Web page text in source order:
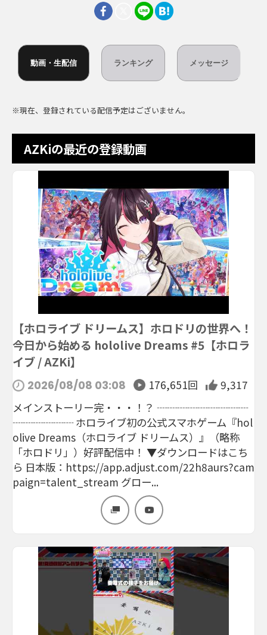
動画・生配信 ランキング メッセージ
※現在、登録されている配信予定はございません。
AZKiの最近の登録動画
【ホロライブ ドリームス】ホロドリの世界へ！
今日から始める hololive Dreams #5【ホロラ
イブ / AZKi】
2026/08/08 03:08 176,651回
9,317
メインストーリー完・・・！？ ┈┈┈┈┈┈┈┈┈
┈┈┈┈┈┈ ホロライブ初の公式スマホゲーム『hol
olive Dreams（ホロライブ ドリームス）』（略称
「ホロドリ」）好評配信中！ ▼ダウンロードはこち
ら 日本版：https://app.adjust.com/22h8aurs?cam
paign=talent_stream グロー...